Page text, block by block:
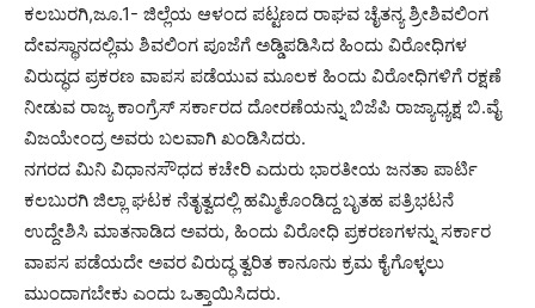
ಕಲಬುರಗಿ,ಜೂ.1- ಜಿಲ್ಲೆಯ ಆಳಂದ ಪಟ್ಟಣದ ರಾಘವ ಚೈತನ್ಯ ಶ್ರೀಶಿವಲಿಂಗ
ದೇವಸ್ಥಾನದಲ್ಲಿಮ ಶಿವಲಿಂಗ ಪೂಜೆಗೆ ಅಡ್ಡಿಪಡಿಸಿದ ಹಿಂದು ವಿರೋಧಿಗಳ
ವಿರುದ್ಧದ ಪ್ರಕರಣ ವಾಪಸ ಪಡೆಯುವ ಮೂಲಕ ಹಿಂದು ವಿರೋಧಿಗಳಿಗೆ ರಕ್ಷಣೆ
ನೀಡುವ ರಾಜ್ಯ ಕಾಂಗ್ರೆಸ್ ಸರ್ಕಾರದ ದೋರಣೆಯನ್ನು ಬಿಜೆಪಿ ರಾಜ್ಯಾಧ್ಯಕ್ಷ ಬಿ.ವೈ
ವಿಜಯೇಂದ್ರ ಅವರು ಬಲವಾಗಿ ಖಂಡಿಸಿದರು.
ನಗರದ ಮಿನಿ ವಿಧಾನಸೌಧದ ಕಚೇರಿ ಎದುರು ಭಾರತೀಯ ಜನತಾ ಪಾರ್ಟಿ
ಕಲಬುರಗಿ ಜಿಲ್ಲಾ ಘಟಕ ನೆತೃತ್ವದಲ್ಲಿ ಹಮ್ಮಿಕೊಂಡಿದ್ದ ಬೃತಹ ಪತ್ರಿಭಟನೆ
ಉದ್ದೇಶಿಸಿ ಮಾತನಾಡಿದ ಅವರು, ಹಿಂದು ವಿರೋಧಿ ಪ್ರಕರಣಗಳನ್ನು ಸರ್ಕಾರ
ವಾಪಸ ಪಡೆಯದೇ ಅವರ ವಿರುದ್ಧ ತ್ವರಿತ ಕಾನೂನು ಕ್ರಮ ಕೈಗೊಳ್ಳಲು
ಮುಂದಾಗಬೇಕು ಎಂದು ಒತ್ತಾಯಿಸಿದರು.